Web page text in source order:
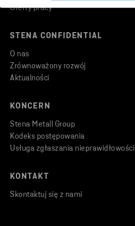
Oferty pracy
STENA CONFIDENTIAL
O nas
Zrównoważony rozwój
Aktualności
KONCERN
Stena Metall Group
Kodeks postępowania
Usługa zgłaszania nieprawidłowości
KONTAKT
Skontaktuj się z nami